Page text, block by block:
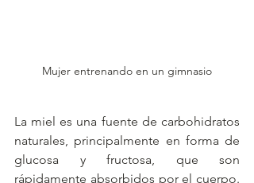
Mujer entrenando en un gimnasio
La miel es una fuente de carbohidratos
naturales, principalmente en forma de
glucosa y fructosa, que son
rápidamente absorbidos por el cuerpo.